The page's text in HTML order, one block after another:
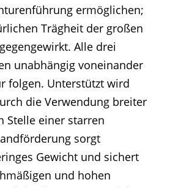
ermöglichen;
Trägheit der großen
Alle drei
unabhängig voneinander
folgen. Unterstützt wird
die Verwendung breiter
Stelle einer starren
sorgt
Gewicht und sichert
und hohen